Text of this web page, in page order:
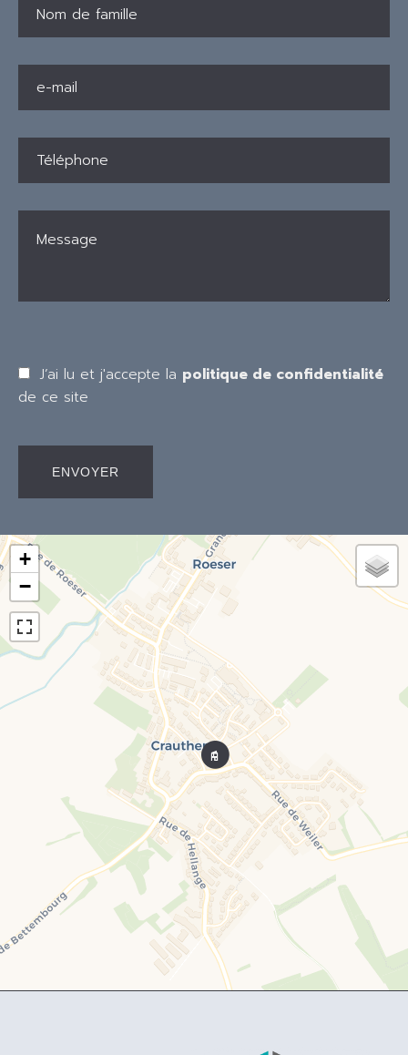
J’ai lu et j'accepte la politique de confidentialité
de ce site
ENVOYER
+
−